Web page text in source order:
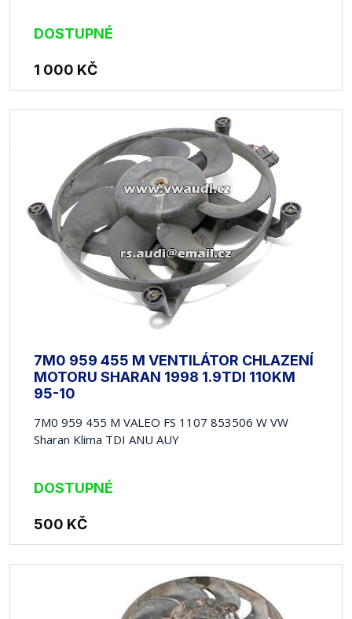
DOSTUPNÉ
1 000 KČ
7M0 959 455 M VENTILÁTOR CHLAZENÍ
MOTORU SHARAN 1998 1.9TDI 110KM
95-10
7M0 959 455 M VALEO FS 1107 853506 W VW
Sharan Klima TDI ANU AUY
DOSTUPNÉ
500 KČ